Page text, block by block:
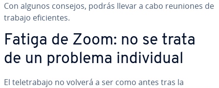
Con algunos consejos, podrás llevar a cabo reuniones de
trabajo efi­cie­n­tes.
Fatiga de Zoom: no se trata
de un problema in­di­vi­dual
El te­le­tra­ba­jo no volverá a ser como antes tras la